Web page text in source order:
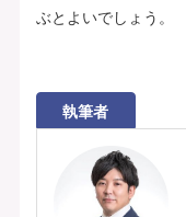
ぶとよいでしょう。
執筆者